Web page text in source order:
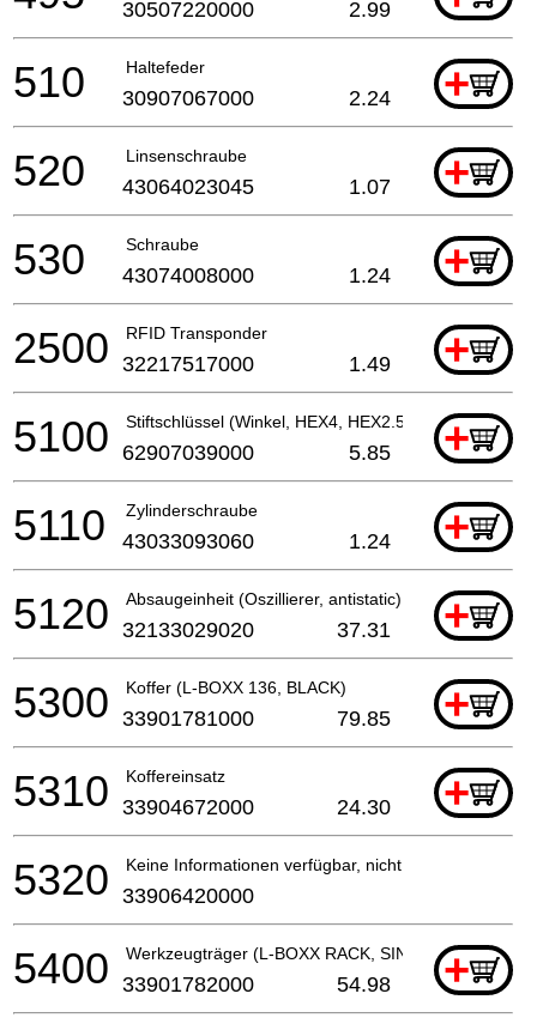
30507220000 2.99
Haltefeder +
510 30907067000 2.24
Linsenschraube +
520 43064023045 1.07
Schraube +
530 43074008000 1.24
RFID Transponder +
2500 32217517000 1.49
Stiftschlüssel (Winkel, HEX4, HEX2.5) +
5100 62907039000 5.85
Zylinderschraube +
5110 43033093060 1.24
Absaugeinheit (Oszillierer, antistatic) +
5120 32133029020 37.31
Koffer (L-BOXX 136, BLACK) +
5300 33901781000 79.85
Koffereinsatz +
5310 33904672000 24.30
Keine Informationen verfügbar, nicht bestellbar
5320 33906420000
Werkzeugträger (L-BOXX RACK, SINGLE, BLACK)
+
5400 33901782000 54.98